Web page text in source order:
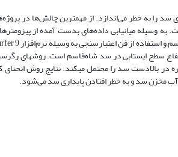
به خطر می‌اندازد. از مهمترین چالش‌ها در
وسیله میانیابی داده‌های بدست آمده از
ارتفاع سطح ایستابی در سد شاه‌قاسم است. روش­های
بالادست سد را محتمل می­کند. نتایج روش انحنای
مخزن سد و به خطر افتادن پایداری سد می‌شود.